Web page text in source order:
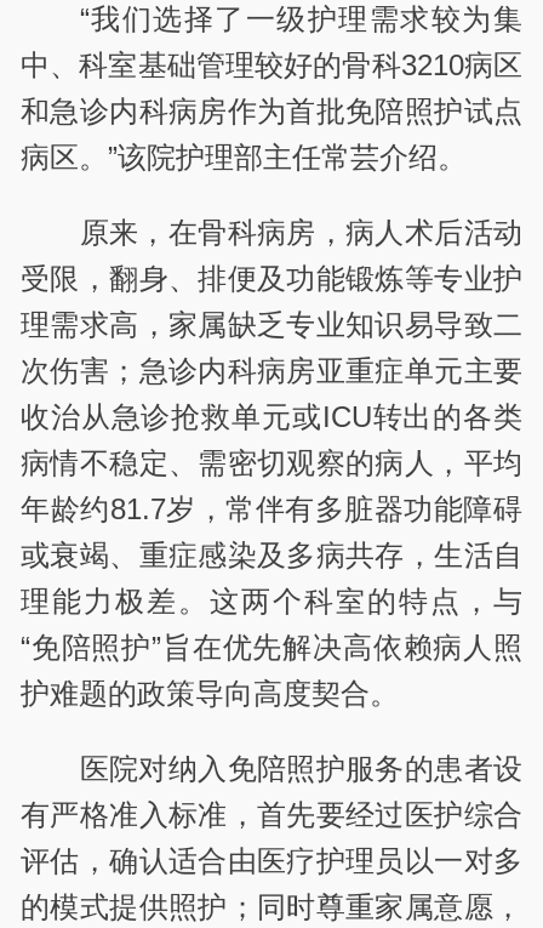
“我们选择了一级护理需求较为集
中、科室基础管理较好的骨科3210病区
和急诊内科病房作为首批免陪照护试点
病区。”该院护理部主任常芸介绍。
原来，在骨科病房，病人术后活动
受限，翻身、排便及功能锻炼等专业护
理需求高，家属缺乏专业知识易导致二
次伤害；急诊内科病房亚重症单元主要
收治从急诊抢救单元或ICU转出的各类
病情不稳定、需密切观察的病人，平均
年龄约81.7岁，常伴有多脏器功能障碍
或衰竭、重症感染及多病共存，生活自
理能力极差。这两个科室的特点，与
“免陪照护”旨在优先解决高依赖病人照
护难题的政策导向高度契合。
医院对纳入免陪照护服务的患者设
有严格准入标准，首先要经过医护综合
评估，确认适合由医疗护理员以一对多
的模式提供照护；同时尊重家属意愿，